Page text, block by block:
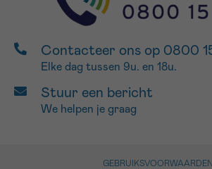
Contacteer ons op 0800
Elke dag tussen 9u. en 18u.
Stuur een bericht
We helpen je graag
GEBRUIKSVOORWAARDEN